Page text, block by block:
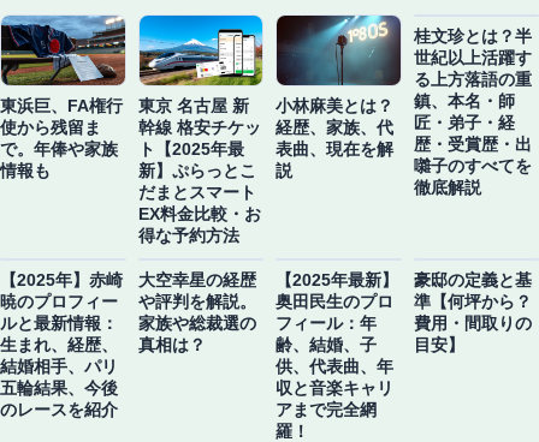
東浜巨、FA権行
使から残留ま
で。年俸や家族
情報も
東京 名古屋 新
幹線 格安チケッ
ト【2025年最
新】ぷらっとこ
だまとスマート
EX料金比較・お
得な予約方法
小林麻美とは？
経歴、家族、代
表曲、現在を解
説
桂文珍とは？半
世紀以上活躍す
る上方落語の重
鎮、本名・師
匠・弟子・経
歴・受賞歴・出
囃子のすべてを
徹底解説
【2025年】赤崎
暁のプロフィー
ルと最新情報：
生まれ、経歴、
結婚相手、パリ
五輪結果、今後
のレースを紹介
大空幸星の経歴
や評判を解説。
家族や総裁選の
真相は？
【2025年最新】
奥田民生のプロ
フィール：年
齢、結婚、子
供、代表曲、年
収と音楽キャリ
アまで完全網
羅！
豪邸の定義と基
準【何坪から？
費用・間取りの
目安】